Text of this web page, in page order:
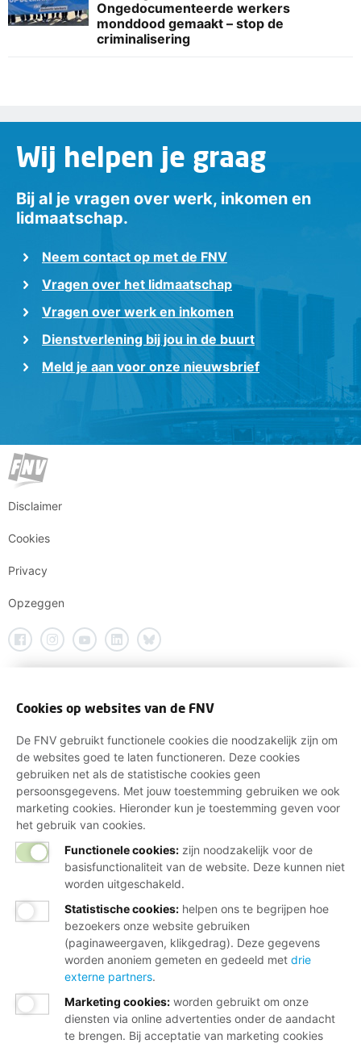
Ongedocumenteerde werkers
monddood gemaakt – stop de
criminalisering
Wij helpen je graag
Bij al je vragen over werk, inkomen en
lidmaatschap.
Neem contact op met de FNV
Vragen over het lidmaatschap
Vragen over werk en inkomen
Dienstverlening bij jou in de buurt
Meld je aan voor onze nieuwsbrief
Disclaimer
Cookies
Privacy
Opzeggen
Cookies op websites van de FNV
De FNV gebruikt functionele cookies die noodzakelijk zijn om
de websites goed te laten functioneren. Deze cookies
gebruiken net als de statistische cookies geen
persoonsgegevens. Met jouw toestemming gebruiken we ook
marketing cookies. Hieronder kun je toestemming geven voor
het gebruik van cookies.
Functionele cookies: zijn noodzakelijk voor de
basisfunctionaliteit van de website. Deze kunnen niet
worden uitgeschakeld.
Statistische cookies: helpen ons te begrijpen hoe
bezoekers onze website gebruiken
(paginaweergaven, klikgedrag). Deze gegevens
worden anoniem gemeten en gedeeld met drie
externe partners.
Marketing cookies: worden gebruikt om onze
diensten via online advertenties onder de aandacht
te brengen. Bij acceptatie van marketing cookies